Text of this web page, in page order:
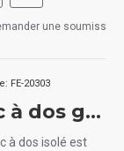
une soumission
FE-20303
Sac à dos glacière BAGFIRST
à dos isolé est